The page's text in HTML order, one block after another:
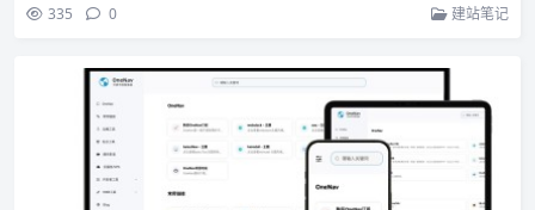
335 0 建站笔记